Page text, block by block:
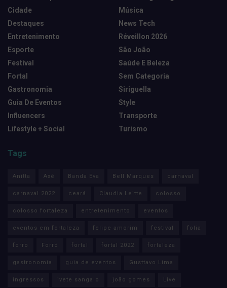
Cidade
Destaques
Entretenimento
Esporte
Festival
Fortal
Gastronomia
Guia De Eventos
Influencers
Lifestyle + Social
Música
News Tech
Réveillon 2026
São João
Saúde E Beleza
Sem Categoria
Siriguella
Style
Transporte
Turismo
Tags
Anitta Axé Banda Eva Bell Marques carnaval
carnaval 2022 ceará Claudia Leitte colosso
colosso fortaleza entretenimento eventos
eventos em fortaleza felipe amorim festival folia
forro Forró fortal fortal 2022 fortaleza
gastronomia guia de eventos Gusttavo Lima
ingressos ivete sangalo joão gomes Live